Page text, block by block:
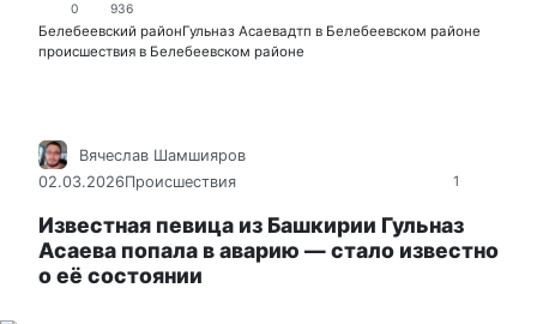
0 936
Белебеевский районГульназ Асаевадтп в Белебеевском районе
происшествия в Белебеевском районе
1
Вячеслав Шамшияров
02.03.2026Происшествия
Известная певица из Башкирии Гульназ
Асаева попала в аварию — стало известно
о её состоянии